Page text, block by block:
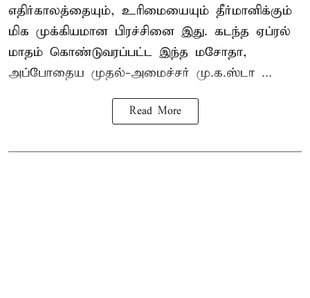
எதிர்காலத்தையும், உரிமையையும் தீர்மானிக்கும்
மிக முக்கியமான பிரச்சினை இது. கடந்த ஏப்ரல்
மாதம் கொண்டுவரப்பட்ட இந்த மசோதா,
அப்போதைய முதல்-அமைச்சர் மு.க.ஸ்டா ...
Read More